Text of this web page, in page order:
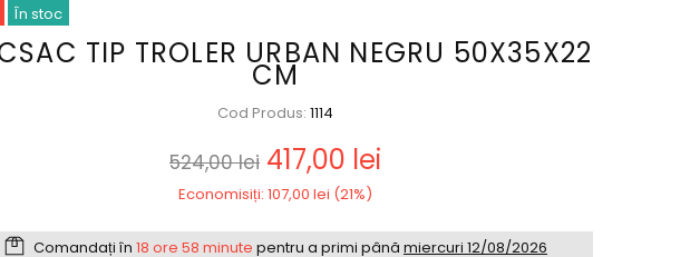
În stoc
TIP TROLER URBAN NEGRU 50X35X22
CM
Cod Produs: 1114
524,00 lei 417,00 lei
Economisiți: 107,00 lei (21%)
Comandați în 18 ore 58 minute pentru a primi până miercuri 12/08/2026